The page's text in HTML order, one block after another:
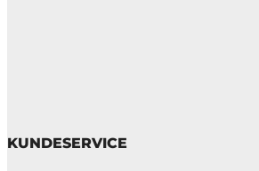
KUNDESERVICE